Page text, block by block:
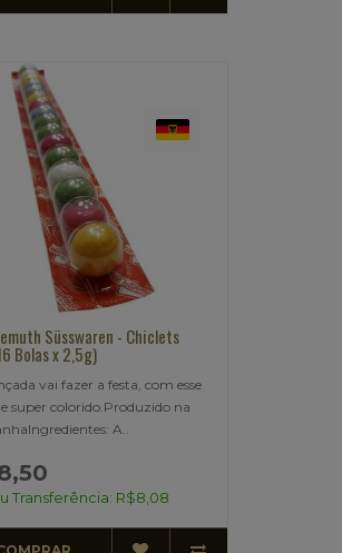
Süsswaren - Chiclets
Bolas x 2,5g)
vai fazer a festa, com esse
super colorido.Produzido na
A..
Transferência: R$8,08